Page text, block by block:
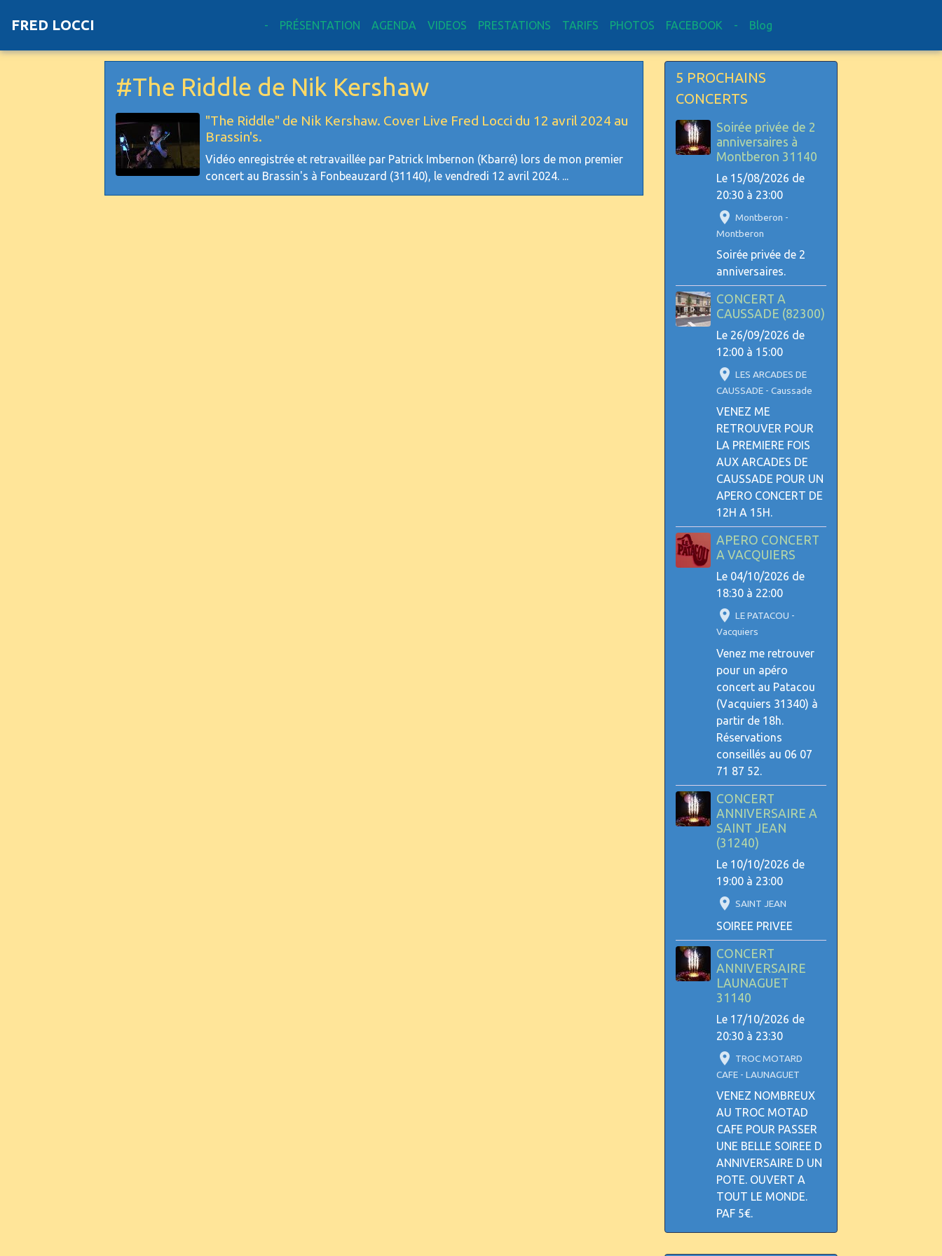
FRED LOCCI - PRÉSENTATION AGENDA VIDEOS PRESTATIONS TARIFS PHOTOS FACEBOOK - Blog
#The Riddle de Nik Kershaw
"The Riddle" de Nik Kershaw. Cover Live Fred Locci du 12 avril 2024 au
Brassin's.
Vidéo enregistrée et retravaillée par Patrick Imbernon (Kbarré) lors de mon premier
concert au Brassin's à Fonbeauzard (31140), le vendredi 12 avril 2024. ...
5 PROCHAINS
CONCERTS
Soirée privée de 2
anniversaires à
Montberon 31140
Le 15/08/2026 de
20:30 à 23:00
Montberon -
Montberon
Soirée privée de 2
anniversaires.
CONCERT A
CAUSSADE (82300)
Le 26/09/2026 de
12:00 à 15:00
LES ARCADES DE
CAUSSADE - Caussade
VENEZ ME
RETROUVER POUR
LA PREMIERE FOIS
AUX ARCADES DE
CAUSSADE POUR UN
APERO CONCERT DE
12H A 15H.
APERO CONCERT
A VACQUIERS
Le 04/10/2026 de
18:30 à 22:00
LE PATACOU -
Vacquiers
Venez me retrouver
pour un apéro
concert au Patacou
(Vacquiers 31340) à
partir de 18h.
Réservations
conseillés au 06 07
71 87 52.
CONCERT
ANNIVERSAIRE A
SAINT JEAN
(31240)
Le 10/10/2026 de
19:00 à 23:00
SAINT JEAN
SOIREE PRIVEE
CONCERT
ANNIVERSAIRE
LAUNAGUET
31140
Le 17/10/2026 de
20:30 à 23:30
TROC MOTARD
CAFE - LAUNAGUET
VENEZ NOMBREUX
AU TROC MOTAD
CAFE POUR PASSER
UNE BELLE SOIREE D
ANNIVERSAIRE D UN
POTE. OUVERT A
TOUT LE MONDE.
PAF 5€.